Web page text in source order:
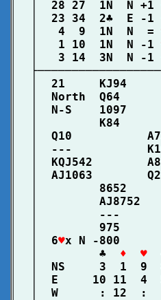
│  28 27  1N  N +1
│  23 34  2♣  E -1
│   4  9  1N  N  =
│   1 10  1N  N -1
│   3 14  3N  N -1
│  21
│  North
│  N-S
│         K84
│  Q10
│  ---
│  KQJ542
│  AJ1063
│         8652
│
│         ---
│         975
│  6♥x N -800
│         ♣ ♦  ♥
│  NS     3  1
│  E     10
│  W      : 12